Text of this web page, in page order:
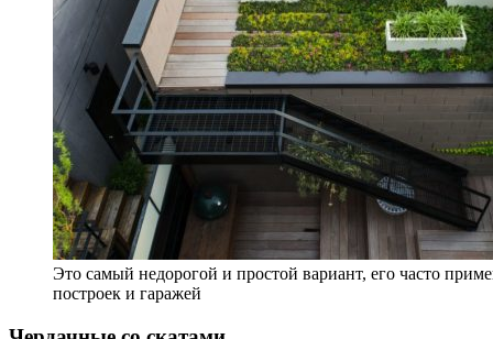
Это самый недорогой и простой вариант, его часто
построек и гаражей